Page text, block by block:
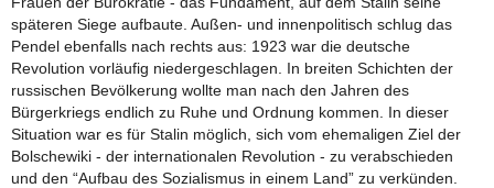
späteren Siege aufbaute. Außen- und innenpolitisch schlug das
Pendel ebenfalls nach rechts aus: 1923 war die deutsche
Revolution vorläufig niedergeschlagen. In breiten Schichten der
russischen Bevölkerung wollte man nach den Jahren des
Bürgerkriegs endlich zu Ruhe und Ordnung kommen. In dieser
Situation war es für Stalin möglich, sich vom ehemaligen Ziel der
Bolschewiki - der internationalen Revolution - zu verabschieden
und den “Aufbau des Sozialismus in einem Land” zu verkünden.